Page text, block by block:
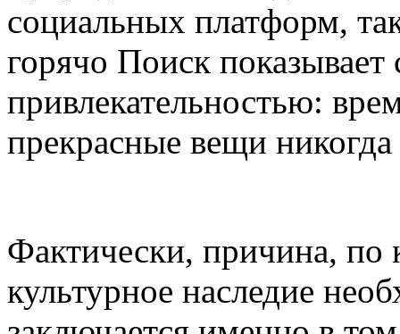
социальных платформ,
горячо Поиск
привлекательностью:
прекрасные вещи никогда
Фактически, причина, по
культурное наследие